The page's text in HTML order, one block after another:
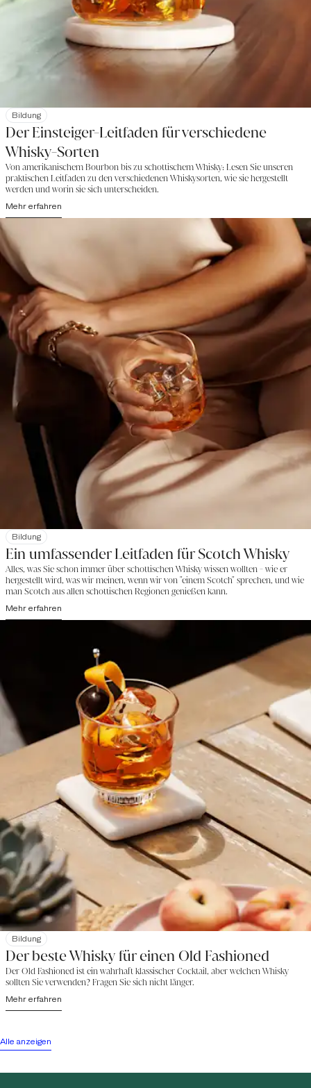
Bildung
Der Einsteiger-Leitfaden für verschiedene
Whisky-Sorten
Von amerikanischem Bourbon bis zu schottischem Whisky: Lesen Sie unseren
praktischen Leitfaden zu den verschiedenen Whiskysorten, wie sie hergestellt
werden und worin sie sich unterscheiden.
Mehr erfahren
Bildung
Ein umfassender Leitfaden für Scotch Whisky
Alles, was Sie schon immer über schottischen Whisky wissen wollten - wie er
hergestellt wird, was wir meinen, wenn wir von "einem Scotch" sprechen, und wie
man Scotch aus allen schottischen Regionen genießen kann.
Mehr erfahren
Bildung
Der beste Whisky für einen Old Fashioned
Der Old Fashioned ist ein wahrhaft klassischer Cocktail, aber welchen Whisky
sollten Sie verwenden? Fragen Sie sich nicht länger.
Mehr erfahren
Alle anzeigen